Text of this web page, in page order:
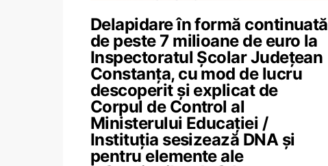
Delapidare în formă continuată
de peste 7 milioane de euro la
Inspectoratul Școlar Județean
Constanța, cu mod de lucru
descoperit și explicat de
Corpul de Control al
Ministerului Educației /
Instituția sesizează DNA și
pentru elemente ale